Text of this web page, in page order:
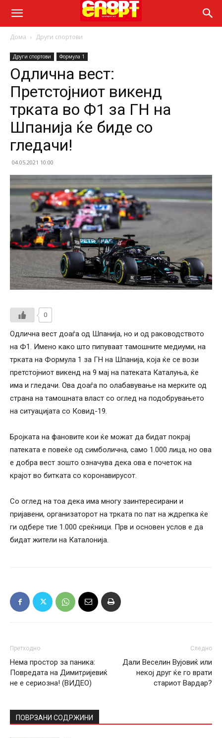
Дома Други спортови
Други спортови Формула 1
Одлична вест:
Претстојниот викенд
трката во Ф1 за ГН на
Шпанија ќе биде со
гледачи!
04.05.2021 10:00
0
Одлична вест доаѓа од Шпанија, но и од раководството
на Ф1. Имено како што пипуваат тамошните медиуми, на
трката на Формула 1 за ГН на Шпанија, која ќе се вози
претстојниот викенд на 9 мај на патеката Каталуња, ќе
има и гледачи. Ова доаѓа по олабавување на мерките од
страна на тамошната власт со оглед на подобрувањето
на ситуацијата со Ковид-19.
Бројката на фановите кои ќе можат да бидат покрај
патеката е повеќе од симболична, само 1.000 лица, но ова
е добра вест зошто означува дека ова е почеток на
крајот во битката со коронавирусот.
Со оглед на тоа дека има многу заинтересирани и
пријавени, организаторот на трката по пат на ждрепка ќе
ги одбере тие 1.000 среќници. Прв и основен услов е да
бидат жители на Каталонија.
Претходно
Нема простор за паника:
Повредата на Димитρијевиќ
не е сериозна! (ВИДЕО)
Следно
Дали Веселин Вујовиќ или
некој друг ќе го врати
стариот Вардар?
ПОВРЗАНИ СОДРЖИНИ